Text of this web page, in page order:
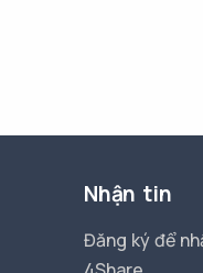
Nhận tin
Đăng ký để